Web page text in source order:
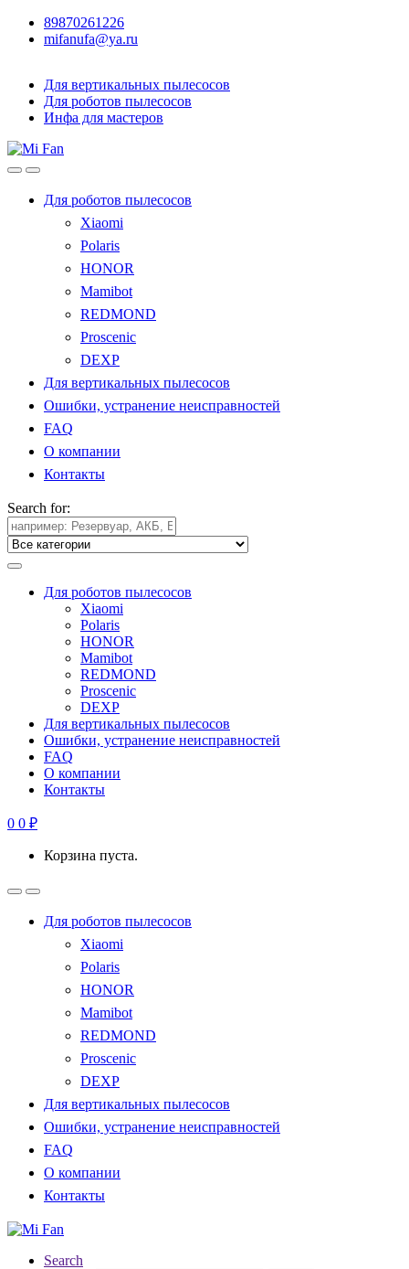
89870261226
mifanufa@ya.ru
Для вертикальных пылесосов
Для роботов пылесосов
Инфа для мастеров
Для роботов пылесосов
Xiaomi
Polaris
HONOR
Mamibot
REDMOND
Proscenic
DEXP
Для вертикальных пылесосов
Ошибки, устранение неисправностей
FAQ
О компании
Контакты
Search for:
Для роботов пылесосов
Xiaomi
Polaris
HONOR
Mamibot
REDMOND
Proscenic
DEXP
Для вертикальных пылесосов
Ошибки, устранение неисправностей
FAQ
О компании
Контакты
0 0 ₽
Корзина пуста.
Для роботов пылесосов
Xiaomi
Polaris
HONOR
Mamibot
REDMOND
Proscenic
DEXP
Для вертикальных пылесосов
Ошибки, устранение неисправностей
FAQ
О компании
Контакты
Search